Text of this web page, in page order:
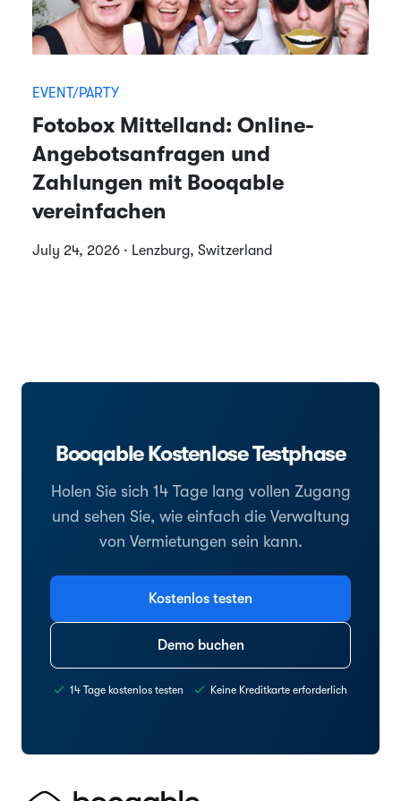
EVENT/PARTY
Fotobox Mittelland: Online-
Angebotsanfragen und
Zahlungen mit Booqable
vereinfachen
July 24, 2026 · Lenzburg, Switzerland
Booqable Kostenlose Testphase
Holen Sie sich 14 Tage lang vollen Zugang
und sehen Sie, wie einfach die Verwaltung
von Vermietungen sein kann.
Kostenlos testen
Demo buchen
14 Tage kostenlos testen Keine Kreditkarte erforderlich